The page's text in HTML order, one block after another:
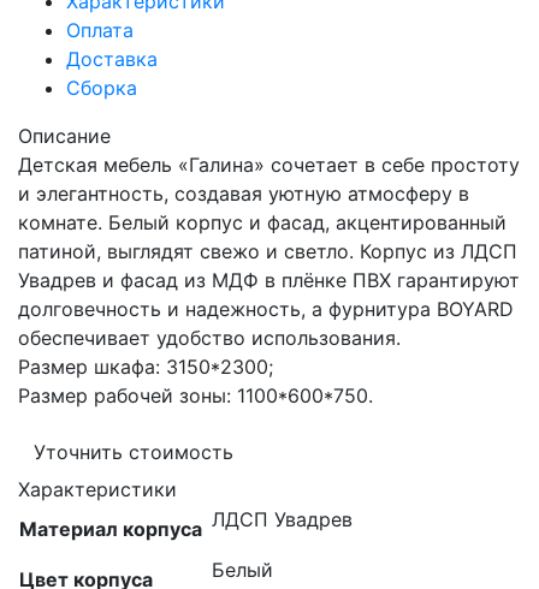
Оплата
Доставка
Сборка
Описание
Детская мебель «Галина» сочетает в себе простоту
и элегантность, создавая уютную атмосферу в
комнате. Белый корпус и фасад, акцентированный
патиной, выглядят свежо и светло. Корпус из ЛДСП
Увадрев и фасад из МДФ в плёнке ПВХ гарантируют
долговечность и надежность, а фурнитура BOYARD
обеспечивает удобство использования.
Размер шкафа: 3150*2300;
Размер рабочей зоны: 1100*600*750.
Уточнить стоимость
Характеристики
Материал корпуса ЛДСП Увадрев
Цвет корпуса Белый